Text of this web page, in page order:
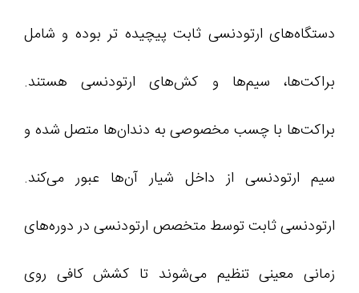
دستگاه‌های ارتودنسی ثابت پیچیده‌ تر بوده و شامل
براکت‌ها، سیم‌ها و کش‌های ارتودنسی هستند.
براکت‌ها با چسب مخصوصی به دندان‌ها متصل شده و
سیم ارتودنسی از داخل شیار آن‌ها عبور می‌کند.
ارتودنسی ثابت توسط متخصص ارتودنسی در دوره‌های
زمانی معینی تنظیم می‌شوند تا کشش کافی روی